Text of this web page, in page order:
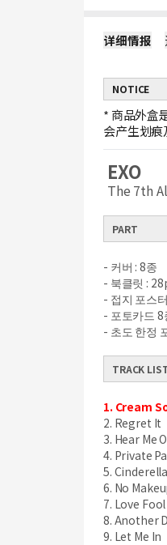
详细情报
NOTICE
* 商品外盒
会产生划痕
EXO
The 7th
PART
- 커버 : 8종
- 북클릿 :
- 접지 포스
- 포토카드
- 초도 한정
TRACK
1. Cream
2. Regret It
3. Hear Me
4. Private
5. Cinderella
6. No
7. Love Fool
8. Another
9. Let Me In